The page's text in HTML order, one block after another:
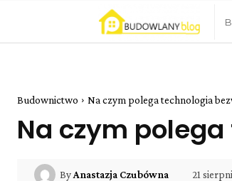
Budownictwo Na czym polega technologia
Na czym
ByAnastazja Czubówna 21